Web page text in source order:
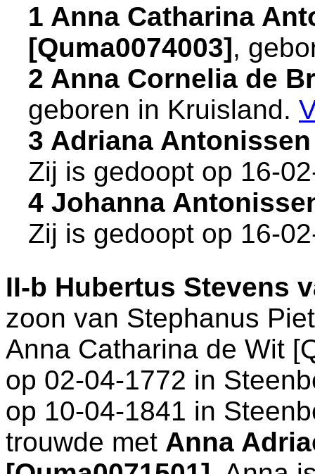
1 Anna Catharina
[Quma0074003],
2 Anna Cornelia de
geboren in Kruisland.
3 Adriana
Zij is gedoopt op 16-
4 Johanna
Zij is gedoopt op 16-
II-b Hubertus Stevens
zoon van Stephanus
Anna Catharina de Wit
op 02-04-1772 in
op 10-04-1841 in
trouwde met Anna